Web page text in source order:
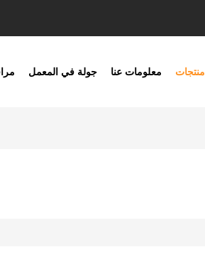
منتجات معلومات عنا جولة في المعمل